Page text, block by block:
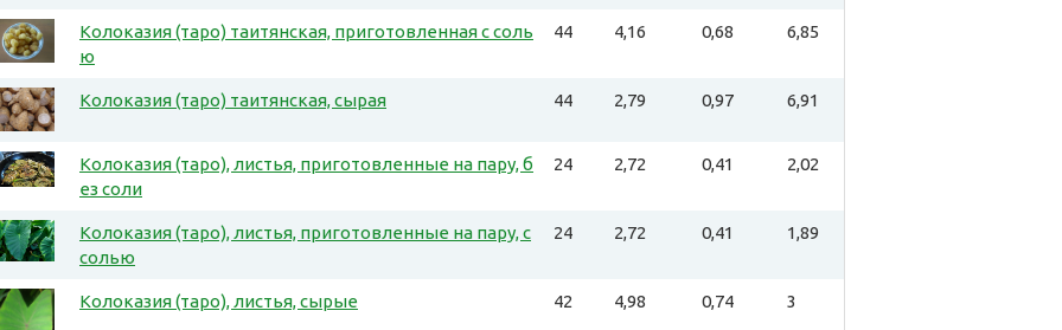
Колоказия (таро) таитянская, приготовленная с соль
ю
44 4,16 0,68 6,85
Колоказия (таро) таитянская, сырая 44 2,79 0,97 6,91
Колоказия (таро), листья, приготовленные на пару, б
ез соли
24 2,72 0,41 2,02
Колоказия (таро), листья, приготовленные на пару, с
солью
24 2,72 0,41 1,89
Колоказия (таро), листья, сырые 42 4,98 0,74 3